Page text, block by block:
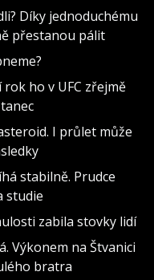
Díky jednoduchému
přestanou pálit
ho v UFC zřejmě
I průlet může
stabilně. Prudce
studie
zabila stovky lidí
Výkonem na Štvanici
bratra